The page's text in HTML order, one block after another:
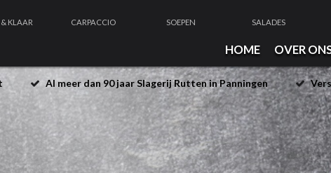
KLAAR CARPACCIO SOEPEN SALADES
HOME OVER
Al meer dan 90 jaar Slagerij Rutten in Panningen